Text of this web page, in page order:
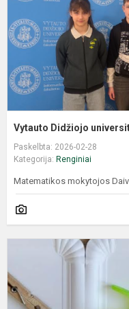
Vytauto Didžiojo
Paskelbta: 2026-02-28
Kategorija: Renginiai
Matematikos mokytojos